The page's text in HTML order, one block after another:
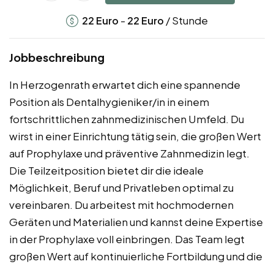
22 Euro - 22 Euro / Stunde
Jobbeschreibung
In Herzogenrath erwartet dich eine spannende
Position als Dentalhygieniker/in in einem
fortschrittlichen zahnmedizinischen Umfeld. Du
wirst in einer Einrichtung tätig sein, die großen Wert
auf Prophylaxe und präventive Zahnmedizin legt.
Die Teilzeitposition bietet dir die ideale
Möglichkeit, Beruf und Privatleben optimal zu
vereinbaren. Du arbeitest mit hochmodernen
Geräten und Materialien und kannst deine Expertise
in der Prophylaxe voll einbringen. Das Team legt
großen Wert auf kontinuierliche Fortbildung und die